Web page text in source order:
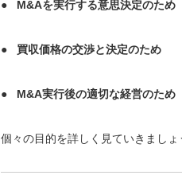
● M&Aを実行する意思決定のため
● 買収価格の交渉と決定のため
● M&A実行後の適切な経営のため
個々の目的を詳しく見ていきましょ